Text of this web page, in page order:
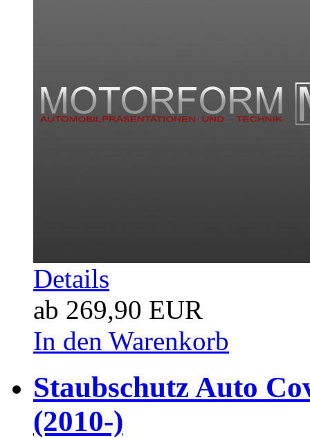
Details
ab 269,90 EUR
In den Warenkorb
Staubschutz Auto
(2010-)